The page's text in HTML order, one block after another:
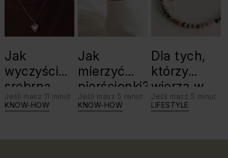
Jak
wyczyścić
srebrną
biżuterię?
Jeśli masz 11 minut
KNOW-HOW
Jak
mierzyć
pierścionki?
Jeśli masz 5 minut
KNOW-HOW
Dla tych,
którzy
wierzą w
swoje siły:
Jeśli masz 5 minut
LIFESTYLE